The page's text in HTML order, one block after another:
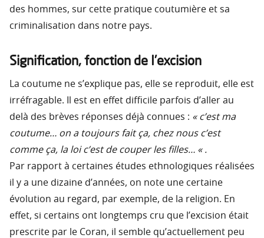
des hommes, sur cette pratique coutumière et sa
criminalisation dans notre pays.
Signification, fonction de I’excision
La coutume ne s’explique pas, elle se reproduit, elle est
irréfragable. Il est en effet difficile parfois d’aller au
delà des brèves réponses déjà connues : « c’est ma
coutume… on a toujours fait ça, chez nous c’est
comme ça, la loi c’est de couper les filles… « .
Par rapport à certaines études ethnologiques réalisées
il y a une dizaine d’années, on note une certaine
évolution au regard, par exemple, de la religion. En
effet, si certains ont longtemps cru que l’excision était
prescrite par le Coran, il semble qu’actuellement peu